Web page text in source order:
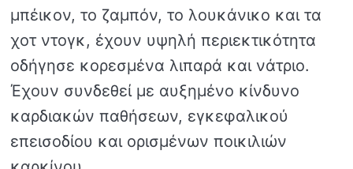
μπέικον, το ζαμπόν, το λουκάνικο και τα
χοτ ντογκ, έχουν υψηλή περιεκτικότητα
οδήγησε κορεσμένα λιπαρά και νάτριο.
Έχουν συνδεθεί με αυξημένο κίνδυνο
καρδιακών παθήσεων, εγκεφαλικού
επεισοδίου και ορισμένων ποικιλιών